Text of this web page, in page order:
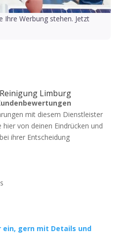
Ihre Werbung stehen. Jetzt
Limburg
mit diesem Dienstleister
von deinen Eindrücken und
ihrer Entscheidung
ein, gern mit Details und